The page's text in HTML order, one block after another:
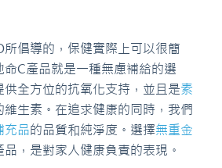
所倡導的，保健實際上可以很簡
C產品就是一種無慮補給的選
全方位的抗氧化支持，並且是素
維生素。在追求健康的同時，我們
充品的品質和純淨度。選擇無重金
品，是對家人健康負責的表現。